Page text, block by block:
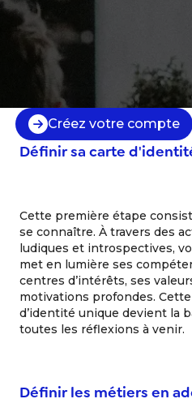
Créez votre compte
Définir sa carte
Cette première étape
se connaître. À travers des
ludiques et introspectives,
met en lumière ses
centres d’intérêts, ses
motivations profondes.
d’identité unique devient la
toutes les réflexions à venir.
Définir les métiers en